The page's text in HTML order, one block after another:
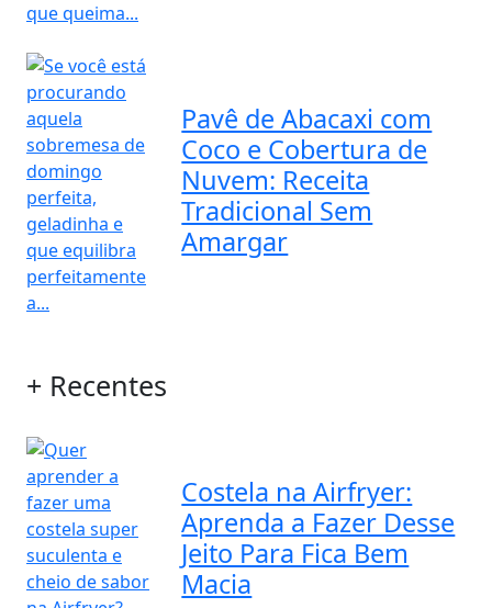
Pavê de Abacaxi com
Coco e Cobertura de
Nuvem: Receita
Tradicional Sem
Amargar
+ Recentes
Costela na Airfryer:
Aprenda a Fazer Desse
Jeito Para Fica Bem
Macia